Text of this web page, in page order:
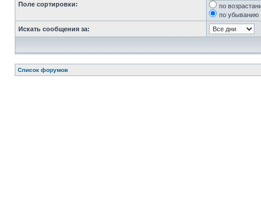
Поле сортировки:
по
по убыванию
Искать сообщения за:
Список форумов